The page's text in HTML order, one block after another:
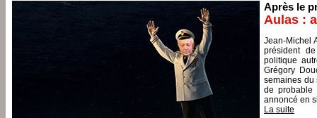
Après le
Aulas :
Jean-Michel
président
politique
Grégory
semaines du
de probable
annoncé en
La suite